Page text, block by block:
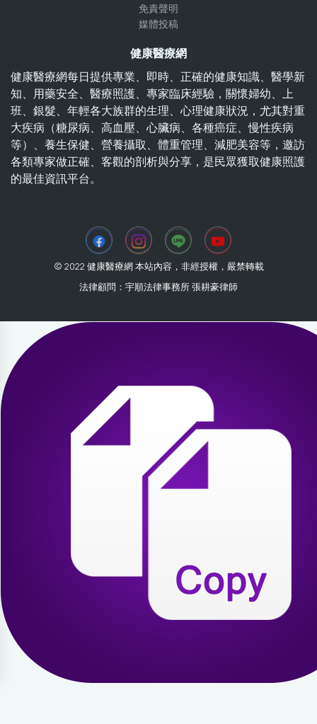
免責聲明
媒體投稿
健康醫療網
健康醫療網每日提供專業、即時、正確的健康知識、醫學新
知、用藥安全、醫療照護、專家臨床經驗，關懷婦幼、上
班、銀髮、年輕各大族群的生理、心理健康狀況，尤其對重
大疾病（糖尿病、高血壓、心臟病、各種癌症、慢性疾病
等）、養生保健、營養攝取、體重管理、減肥美容等，邀訪
各類專家做正確、客觀的剖析與分享，是民眾獲取健康照護
的最佳資訊平台。
© 2022 健康醫療網 本站內容，非經授權，嚴禁轉載
法律顧問：宇順法律事務所 張耕豪律師